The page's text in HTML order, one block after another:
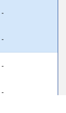
-
-
-
-